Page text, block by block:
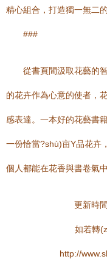
精心組合，打造獨一無二
###
從書頁間汲取花藝的
的花卉作為心意的使者，
感表達。一本好的花藝書
一份恰當?shù)亩Y品花卉
個人都能在花香與書卷氣
更新時
如若轉
http://